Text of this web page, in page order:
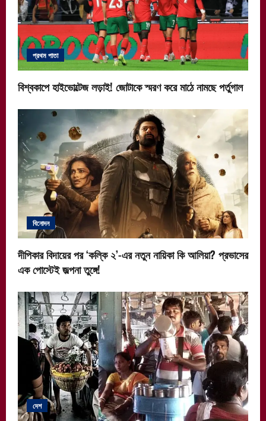
প্রথম পাতা
বিশ্বকাপে হাইভোল্টেজ লড়াই! জোটাকে স্মরণ করে মাঠে নামছে পর্তুগাল
বিনোদন
দীপিকার বিদায়ের পর ‘কল্কি ২’-এর নতুন নায়িকা কি আলিয়া? প্রভাসের
এক পোস্টেই জল্পনা তুঙ্গে!
দেশ